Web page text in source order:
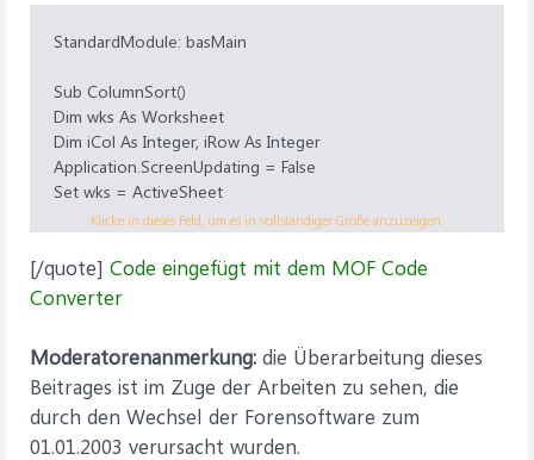
StandardModule: basMain
Sub ColumnSort()
Dim wks As Worksheet
Dim iCol As Integer, iRow As Integer
Application.ScreenUpdating = False
Set wks = ActiveSheet
Workbooks.Add
For iCol = 1 To 9 Step 2
Range(Cells(iRow, 1), Cells(iRow + 39, 1)).Value = _
Next iCol
Range("A1").Sort _
key1:=Range("A1"), order1:=xlAscending, header:=xlNo
iRow = 1
Klicke in dieses Feld, um es in vollständiger Größe anzuzeigen.
[/quote] Code eingefügt mit dem MOF Code
Converter
Moderatorenanmerkung: die Überarbeitung dieses
Beitrages ist im Zuge der Arbeiten zu sehen, die
durch den Wechsel der Forensoftware zum
01.01.2003 verursacht wurden.